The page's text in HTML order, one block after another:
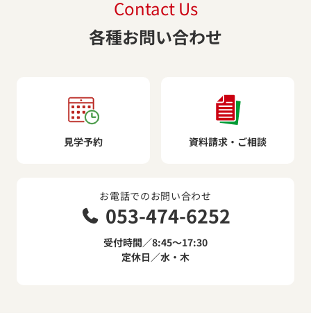
Contact Us
各種お問い合わせ
見学予約 資料請求・ご相談
お電話でのお問い合わせ
053-474-6252
受付時間／8:45～17:30
定休日／水・木